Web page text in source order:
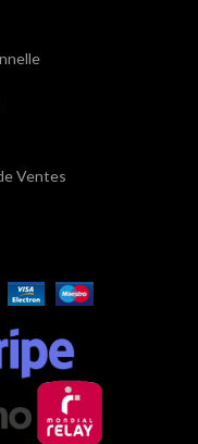
Ventes